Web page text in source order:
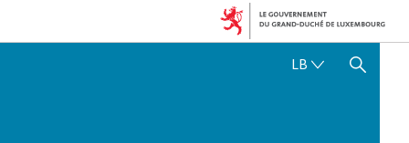
LB SHOW HIDE SEARCH